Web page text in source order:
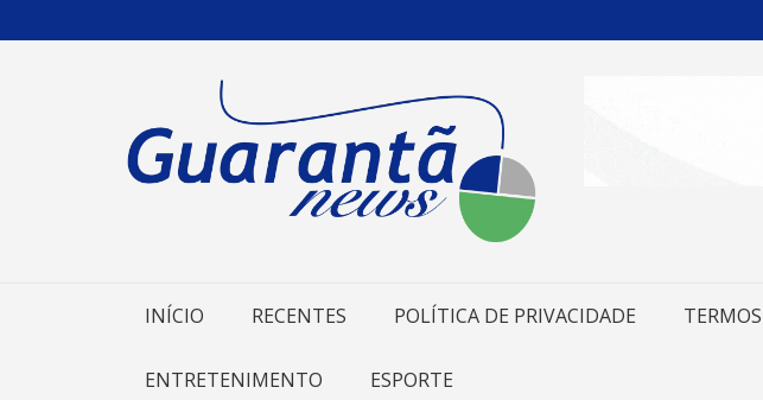
para
INÍCIO RECENTES POLÍTICA DE PRIVACIDADE
ENTRETENIMENTO ESPORTE